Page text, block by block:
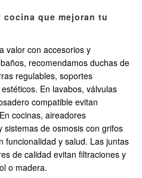
cocina que mejoran tu
valor con accesorios y
recomendamos duchas de
regulables, soportes
En lavabos, válvulas
compatible evitan
cocinas, aireadores
de osmosis con grifos
funcionalidad y salud. Las juntas
de calidad evitan filtraciones y
o madera.